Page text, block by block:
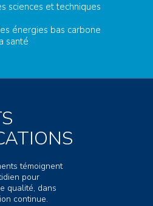
sciences et techniques
énergies bas carbone
santé
témoignent
pour
qualité, dans
continue.